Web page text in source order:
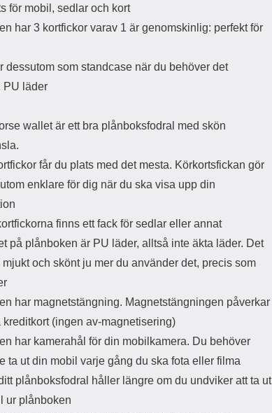
för mobil, sedlar och kort
har 3 kortfickor varav 1 är genomskinlig: perfekt för
dessutom som standcase när du behöver det
PU läder
wallet är ett bra plånboksfodral med skön
får du plats med det mesta. Körkortsfickan gör
enklare för dig när du ska visa upp din
finns ett fack för sedlar eller annat
på plånboken är PU läder, alltså inte äkta läder. Det
mjukt och skönt ju mer du använder det, precis som
har magnetstängning. Magnetstängningen påverkar
kreditkort (ingen av-magnetisering)
har kamerahål för din mobilkamera. Du behöver
ta ut din mobil varje gång du ska fota eller filma
plånboksfodral håller längre om du undviker att ta ut
ur plånboken